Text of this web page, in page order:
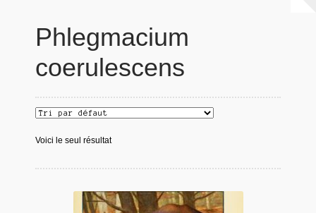
Phlegmacium
coerulescens
Voici le seul résultat